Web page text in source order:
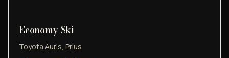
Economy Ski
Toyota Auris, Prius